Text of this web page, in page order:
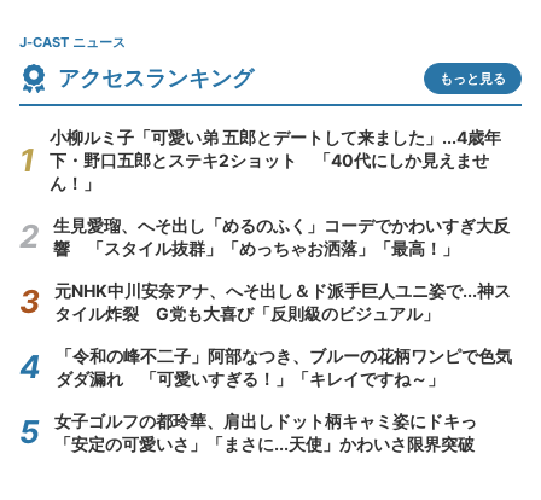
J-CAST ニュース
アクセスランキング もっと見る
小柳ルミ子「可愛い弟 五郎とデートして来ました」...4歳年
下・野口五郎とステキ2ショット 「40代にしか見えませ
ん！」
生見愛瑠、へそ出し「めるのふく」コーデでかわいすぎ大反
響 「スタイル抜群」「めっちゃお洒落」「最高！」
元NHK中川安奈アナ、へそ出し＆ド派手巨人ユニ姿で...神ス
タイル炸裂 G党も大喜び「反則級のビジュアル」
「令和の峰不二子」阿部なつき、ブルーの花柄ワンピで色気
ダダ漏れ 「可愛いすぎる！」「キレイですね～」
女子ゴルフの都玲華、肩出しドット柄キャミ姿にドキっ
「安定の可愛いさ」「まさに...天使」かわいさ限界突破